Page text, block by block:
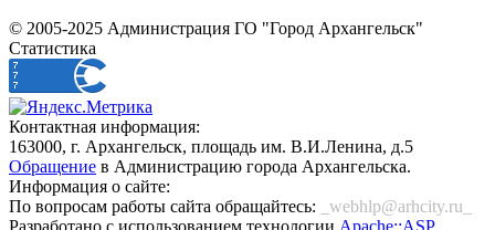
© 2005-2025 Администрация ГО "Город Архангельск"
Статистика
Контактная информация:
163000, г. Архангельск, площадь им. В.И.Ленина, д.5
Обращение в Администрацию города Архангельска.
Информация о сайте:
По вопросам работы сайта обращайтесь:
_webhlp@arhcity.ru_
Разработано с использованием технологии Apache::ASP